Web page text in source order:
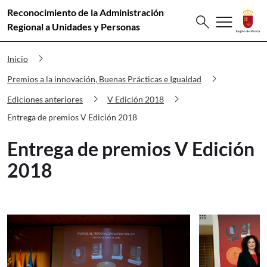
Premios Innovación Entrega de
Reconocimiento de la Administración
Regional a Unidades y Personas
Buscar
search menu
Inicio chevron_right
Premios a la innovación, Buenas Prácticas e Igualdad chevron_right
Ediciones anteriores chevron_right V Edición 2018 chevron_right
Entrega de premios V Edición 2018
Entrega de premios V Edición
2018